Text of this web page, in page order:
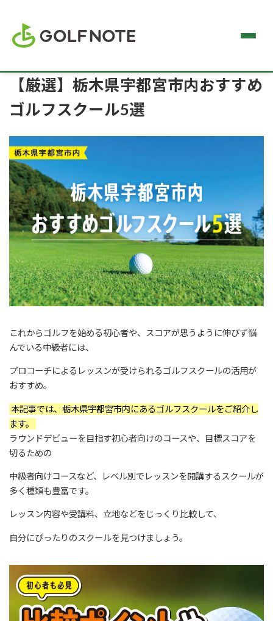
【厳選】栃木県宇都宮市内おすすめ
ゴルフスクール5選
これからゴルフを始める初心者や、スコアが思うように伸びず悩
んでいる中級者には、
プロコーチによるレッスンが受けられるゴルフスクールの活用が
おすすめ。
本記事では、栃木県宇都宮市内にあるゴルフスクールをご紹介し
ます。
ラウンドデビューを目指す初心者向けのコースや、目標スコアを
切るための
中級者向けコースなど、レベル別でレッスンを開講するスクールが
多く種類も豊富です。
レッスン内容や受講料、立地などをじっくり比較して、
自分にぴったりのスクールを見つけましょう。